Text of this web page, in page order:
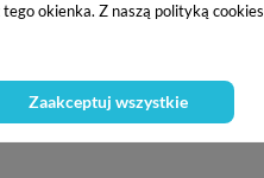
okienka. Z naszą polityką
Zaakceptuj wszystkie